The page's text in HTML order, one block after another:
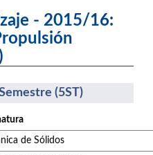
- 2015/16:
(5ST)
de Sólidos